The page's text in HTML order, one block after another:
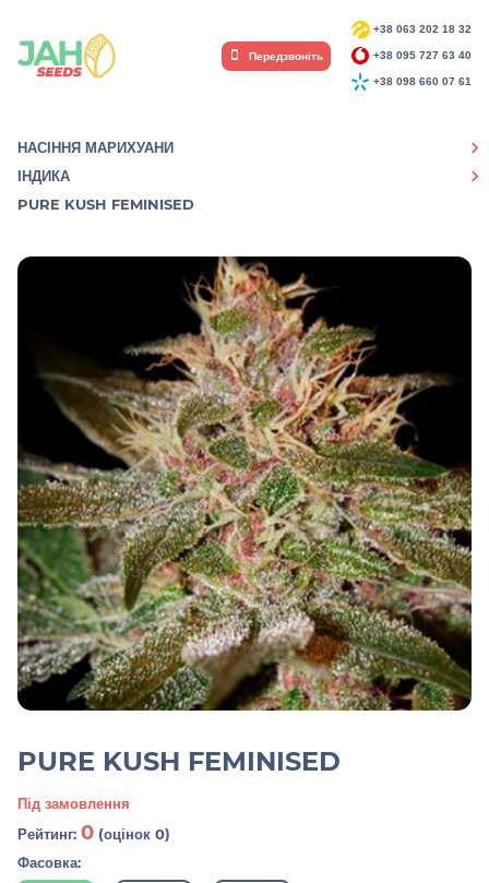
+38 063 202 18 32
+38 095 727 63 40
+38 098 660 07 61
Передзвоніть
НАСІННЯ МАРИХУАНИ
ІНДИКА
PURE KUSH FEMINISED
PURE KUSH FEMINISED
Під замовлення
Рейтинг: 0 (оцінок 0)
Фасовка: